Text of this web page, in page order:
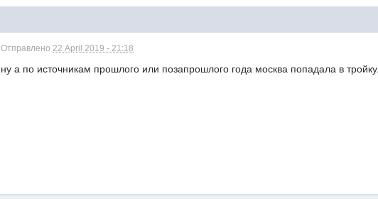
Отправлено22 April 2019 - 21:18
ну а по источникам прошлого или позапрошлого года москва попадала в тройку.